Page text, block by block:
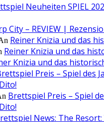
Neuheiten SPIEL
City – REVIEW |
Reiner Knizia und das
Reiner Knizia und das
Knizia und das
Preis – Spiel des
Brettspiel Preis – Spiel
News: The Resort: